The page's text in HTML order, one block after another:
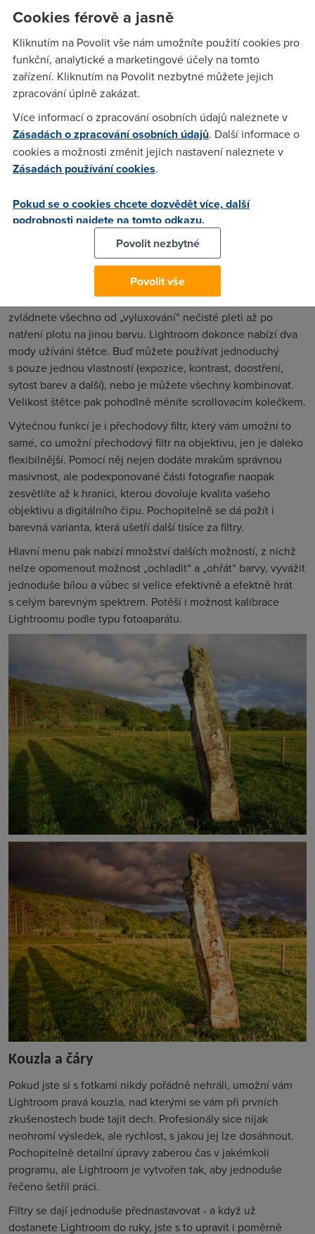
Co to umí?
Pochopitelně nejdůležitější částí, kterou se Lightroom
odlišuje od všech ostatních programů, je develop, tedy část
základních funkcí mu nemůže uniknout. Naleznete zde
funkci na ořezávání fotek, odstraňování červených očí,
klonovací tlačítko, které nahradí část fotky nejpodobnějším
kouskem, který v okolí nalezne (hodí se třeba pro retuše
obličeje nebo klidně i oblohy).
Jasným hitem Photoshopu i Lightroomu je ale štětec, kterým
zvládnete všechno od „vyluxování“ nečisté pleti až po
natření plotu na jinou barvu. Lightroom dokonce nabízí dva
mody užívání štětce. Buď můžete používat jednoduchý
s pouze jednou vlastností (expozice, kontrast, doostření,
sytost barev a další), nebo je můžete všechny kombinovat.
Velikost štětce pak pohodlně měníte scrollovacím kolečkem.
Výtečnou funkcí je i přechodový filtr, který vám umožní to
samé, co umožní přechodový filtr na objektivu, jen je daleko
flexibilnější. Pomocí něj nejen dodáte mrakům správnou
masivnost, ale podexponované části fotografie naopak
zesvětlíte až k hranici, kterou dovoluje kvalita vašeho
objektivu a digitálního čipu. Pochopitelně se dá požít i
barevná varianta, která ušetří další tisíce za filtry.
Hlavní menu pak nabízí množství dalších možností, z nichž
nelze opomenout možnost „ochladit“ a „ohřát“ barvy, vyvážit
jednoduše bílou a vůbec si velice efektivně a efektně hrát
s celým barevným spektrem. Potěší i možnost kalibrace
Lightroomu podle typu fotoaparátu.
Kouzla a čáry
Pokud jste si s fotkami nikdy pořádně nehráli, umožní vám
Lightroom pravá kouzla, nad kterými se vám při prvních
zkušenostech bude tajit dech. Profesionály sice nijak
neohromí výsledek, ale rychlost, s jakou jej lze dosáhnout.
Pochopitelně detailní úpravy zaberou čas v jakémkoli
programu, ale Lightroom je vytvořen tak, aby jednoduše
řečeno šetřil práci.
Filtry se dají jednoduše přednastavovat - a když už
dostanete Lightroom do ruky, jste s to upravit i poměrně
Cookies férově a jasně
Kliknutím na Povolit vše nám umožníte použití cookies pro
funkční, analytické a marketingové účely na tomto
zařízení. Kliknutím na Povolit nezbytné můžete jejich
zpracování úplně zakázat.
Více informací o zpracování osobních údajů naleznete v
Zásadách o zpracování osobních údajů. Další informace o
cookies a možnosti změnit jejich nastavení naleznete v
Zásadách používání cookies.
Pokud se o cookies chcete dozvědět více, další
podrobnosti najdete na tomto odkazu.
Povolit nezbytné
Povolit vše